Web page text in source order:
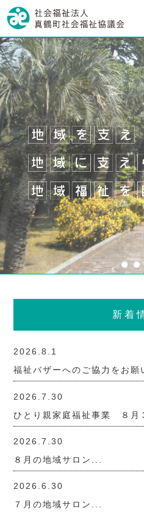
新着
2026.8.1
福祉バザーへのご協力をお願
2026.7.30
ひとり親家庭福祉事業 ８月
2026.7.30
８月の地域サロン...
2026.6.30
７月の地域サロン...